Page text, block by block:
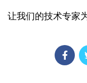
让我们的技术专家